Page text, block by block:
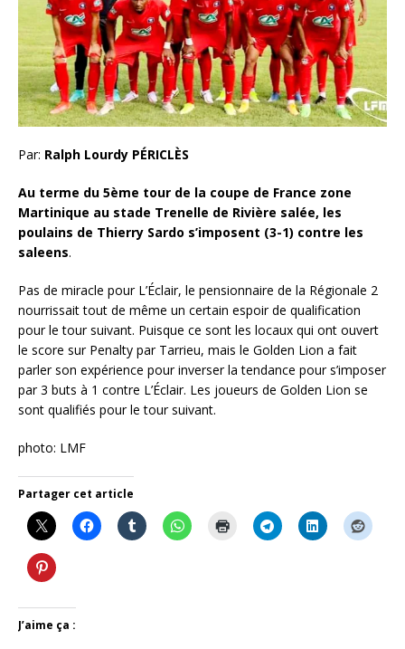
Par: Ralph Lourdy PÉRICLÈS
Au terme du 5ème tour de la coupe de France zone
Martinique au stade Trenelle de Rivière salée, les
poulains de Thierry Sardo s’imposent (3-1) contre les
saleens.
Pas de miracle pour L’Éclair, le pensionnaire de la Régionale 2
nourrissait tout de même un certain espoir de qualification
pour le tour suivant. Puisque ce sont les locaux qui ont ouvert
le score sur Penalty par Tarrieu, mais le Golden Lion a fait
parler son expérience pour inverser la tendance pour s’imposer
par 3 buts à 1 contre L’Éclair. Les joueurs de Golden Lion se
sont qualifiés pour le tour suivant.
photo: LMF
Partager cet article
J’aime ça :